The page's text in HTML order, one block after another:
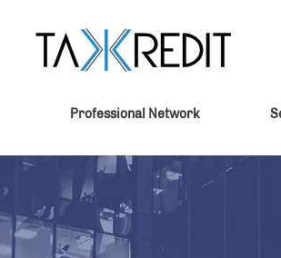
Professional Network